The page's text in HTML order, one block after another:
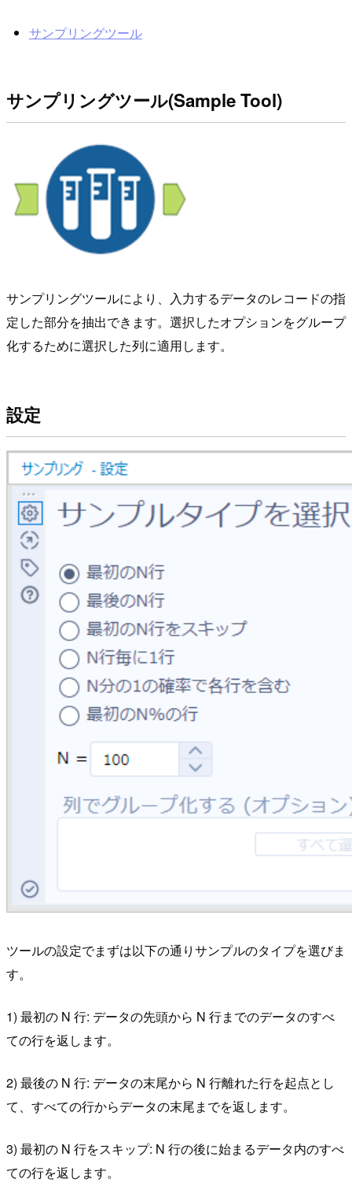
サンプリングツール
サンプリングツール(Sample Tool)
サンプリングツールにより、入力するデータのレコードの指
定した部分を抽出できます。選択したオプションをグループ
化するために選択した列に適用します。
設定
ツールの設定でまずは以下の通りサンプルのタイプを選びま
す。
1) 最初の N 行: データの先頭から N 行までのデータのすべ
ての行を返します。
2) 最後の N 行: データの末尾から N 行離れた行を起点とし
て、すべての行からデータの末尾までを返します。
3) 最初の N 行をスキップ: N 行の後に始まるデータ内のすべ
ての行を返します。